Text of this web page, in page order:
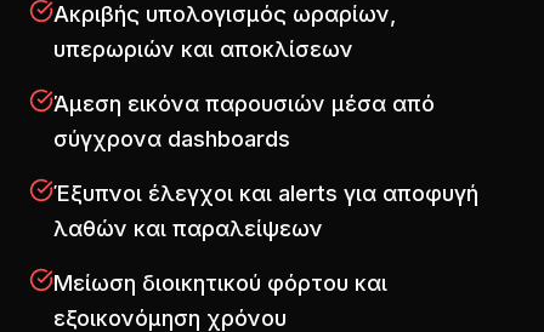
Ακριβής υπολογισμός ωραρίων,
υπερωριών και αποκλίσεων
Άμεση εικόνα παρουσιών μέσα από
σύγχρονα dashboards
Έξυπνοι έλεγχοι και alerts για αποφυγή
λαθών και παραλείψεων
Μείωση διοικητικού φόρτου και
εξοικονόμηση χρόνου